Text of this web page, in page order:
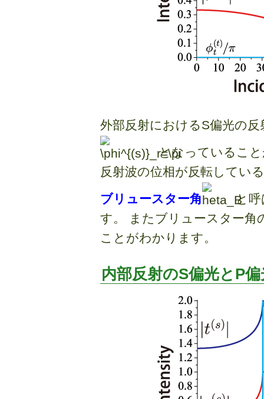
外部反射におけるS偏光の
となっているこ
反射波の位相が反転してい
ブリュースター角
と
す。 またブリュースター角
ことがわかります。
内部反射のS偏光とP